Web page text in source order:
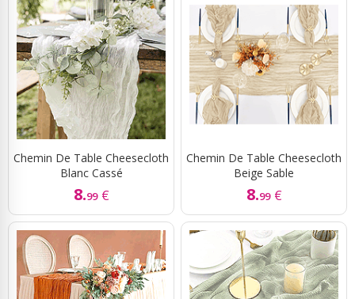
Chemin De Table Cheesecloth
Blanc Cassé
8.99 €
Chemin De Table Cheesecloth
Beige Sable
8.99 €